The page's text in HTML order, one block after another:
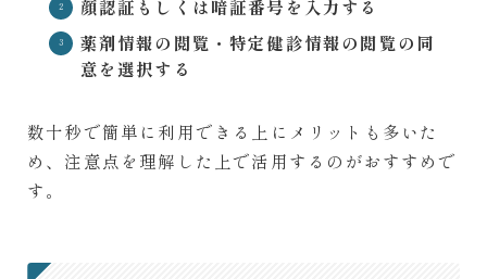
顔認証もしくは暗証番号を入力する
薬剤情報の閲覧・特定健診情報の閲覧の同
意を選択する
数十秒で簡単に利用できる上にメリットも多いた
め、注意点を理解した上で活用するのがおすすめで
す。